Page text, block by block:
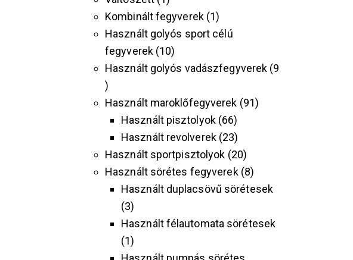
Kombinált fegyverek 1
Használt golyós sport célú
fegyverek 10
Használt golyós vadászfegyverek 9
Használt maroklőfegyverek 91
Használt pisztolyok 66
Használt revolverek 23
Használt sportpisztolyok 20
Használt sörétes fegyverek 8
Használt duplacsövű sörétesek
3
Használt félautomata sörétesek
1